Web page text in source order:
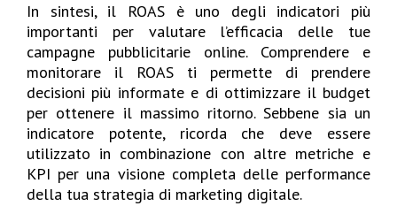
In sintesi, il ROAS è uno degli indicatori più
importanti per valutare l’efficacia delle tue
campagne pubblicitarie online. Comprendere e
monitorare il ROAS ti permette di prendere
decisioni più informate e di ottimizzare il budget
per ottenere il massimo ritorno. Sebbene sia un
indicatore potente, ricorda che deve essere
utilizzato in combinazione con altre metriche e
KPI per una visione completa delle performance
della tua strategia di marketing digitale.